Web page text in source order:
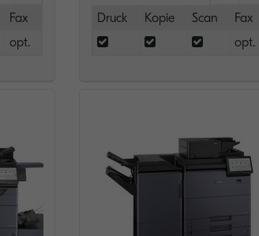
Fax
opt.
Druck
Kopie Scan
Fax
opt.